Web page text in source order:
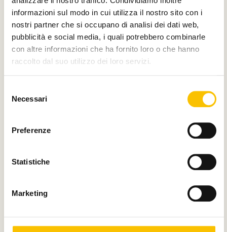
informazioni sul modo in cui utilizza il nostro sito con i
nostri partner che si occupano di analisi dei dati web,
pubblicità e social media, i quali potrebbero combinarle
con altre informazioni che ha fornito loro o che hanno
raccolto dal suo utilizzo dei loro servizi.
delNecessari
Preferenze
Statistiche
Marketing
E di
Main partner
Silver partner